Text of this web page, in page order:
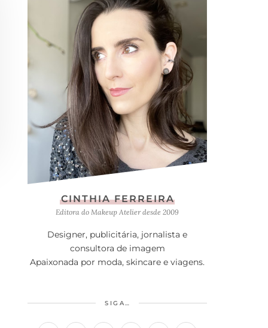
CINTHIA FERREIRA
Editora do Makeup Atelier desde 2009
Designer, publicitária, jornalista e
consultora de imagem
Apaixonada por moda, skincare e viagens.
SIGA…